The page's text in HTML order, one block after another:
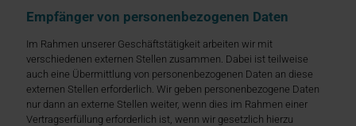
Empfänger von personenbezogenen Daten
Im Rahmen unserer Geschäftstätigkeit arbeiten wir mit
verschiedenen externen Stellen zusammen. Dabei ist teilweise
auch eine Übermittlung von personenbezogenen Daten an diese
externen Stellen erforderlich. Wir geben personenbezogene Daten
nur dann an externe Stellen weiter, wenn dies im Rahmen einer
Vertragserfüllung erforderlich ist, wenn wir gesetzlich hierzu